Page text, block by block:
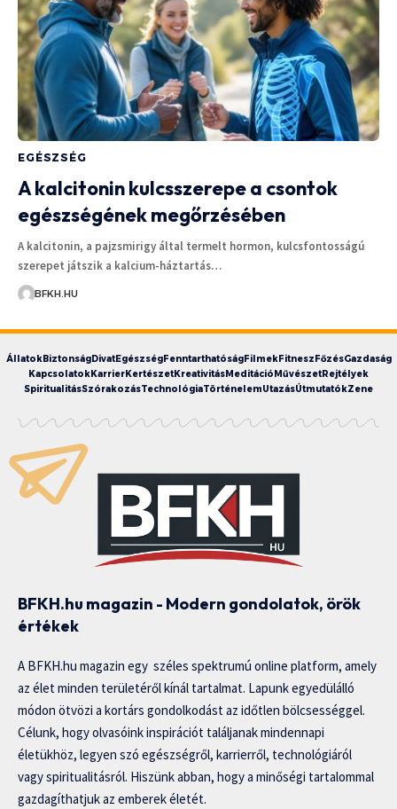
EGÉSZSÉG
A kalcitonin kulcsszerepe a csontok
egészségének megőrzésében
A kalcitonin, a pajzsmirigy által termelt hormon, kulcsfontosságú
szerepet játszik a kalcium-háztartás…
BFKH.HU
ÁllatokBiztonságDivatEgészségFenntarthatóságFilmekFitneszFőzésGazdaság
KapcsolatokKarrierKertészetKreativitásMeditációMűvészetRejtélyek
SpiritualitásSzórakozásTechnológiaTörténelemUtazásÚtmutatókZene
BFKH.hu magazin - Modern gondolatok, örök
értékek
A BFKH.hu magazin egy széles spektrumú online platform, amely
az élet minden területéről kínál tartalmat. Lapunk egyedülálló
módon ötvözi a kortárs gondolkodást az időtlen bölcsességgel.
Célunk, hogy olvasóink inspirációt találjanak mindennapi
életükhöz, legyen szó egészségről, karrierről, technológiáról
vagy spiritualitásról. Hiszünk abban, hogy a minőségi tartalommal
gazdagíthatjuk az emberek életét.